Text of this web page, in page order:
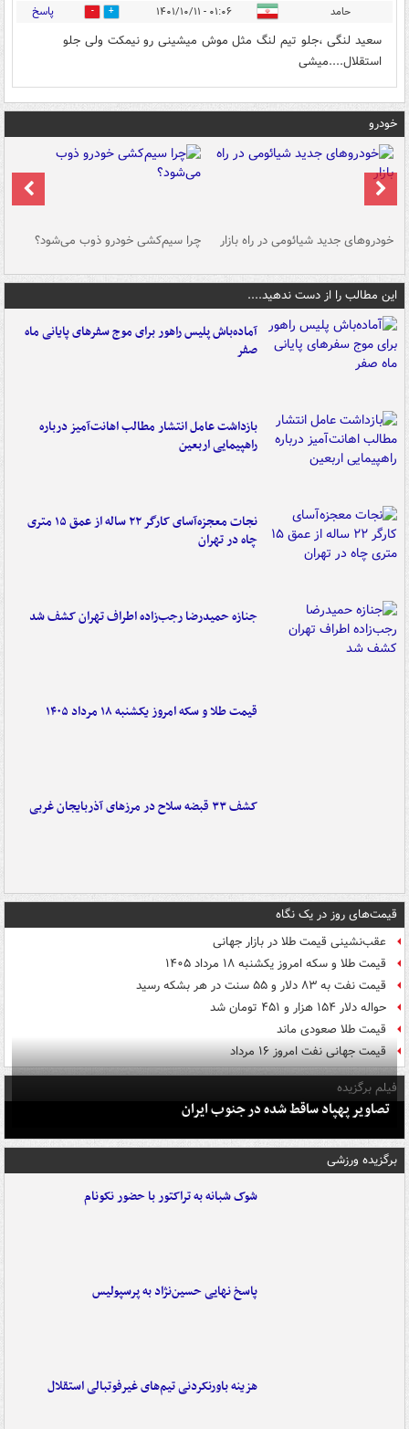
حامد ۰۱:۰۶ - ۱۴۰۱/۱۰/۱۱ 1 پاسخ
سعید لنگی ،جلو تیم لنگ مثل موش میشینی رو نیمکت ولی جلو
استقلال....میشی
خودرو
خودروهای جدید شیائومی در راه بازار چرا سیم‌کشی خودرو ذوب می‌شود؟
این مطالب را از دست ندهید....
آماده‌باش پلیس راهور برای موج سفرهای پایانی ماه
صفر
بازداشت عامل انتشار مطالب اهانت‌آمیز درباره
راهپیمایی اربعین
نجات معجزه‌آسای کارگر ۲۲ ساله از عمق ۱۵ متری
چاه در تهران
جنازه حمیدرضا رجب‌زاده اطراف تهران کشف شد
قیمت طلا و سکه امروز یکشنبه ۱۸ مرداد ۱۴۰۵
کشف ۳۳ قبضه سلاح در مرزهای آذربایجان غربی
قیمت‌های روز در یک نگاه
عقب‌نشینی قیمت طلا در بازار جهانی
قیمت طلا و سکه امروز یکشنبه ۱۸ مرداد ۱۴۰۵
قیمت نفت به ۸۳ دلار و ۵۵ سنت در هر بشکه رسید
حواله دلار ۱۵۴ هزار و ۴۵۱ تومان شد
قیمت طلا صعودی ماند
قیمت جهانی نفت امروز ۱۶ مرداد
فیلم برگزیده
تصاویر پهپاد ساقط شده در جنوب ایران
برگزیده ورزشی
شوک شبانه به تراکتور با حضور نکونام
پاسخ نهایی حسین‌نژاد به پرسپولیس
هزینه باورنکردنی تیم‌های غیرفوتبالی استقلال